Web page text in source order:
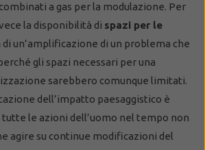
a gas per la modulazione. Per
la disponibilità di spazi per le
un’amplificazione di un problema che
gli spazi necessari per una
sarebbero comunque limitati.
dell’impatto paesaggistico è
le azioni dell’uomo nel tempo non
agire su continue modificazioni del